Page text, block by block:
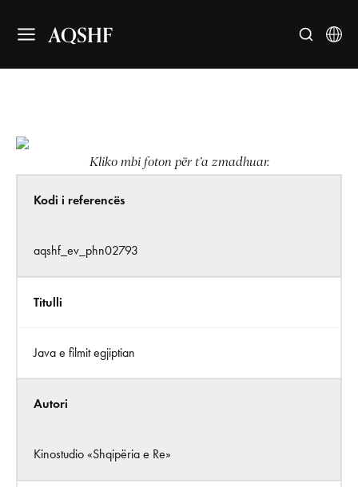
AQSHF
Kliko mbi foton për t’a zmadhuar.
Kodi i referencës
aqshf_ev_phn02793
Titulli
Java e filmit egjiptian
Autori
Kinostudio «Shqipëria e Re»